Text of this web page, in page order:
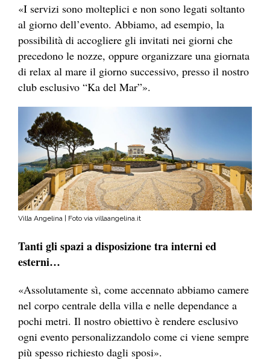
«I servizi sono molteplici e non sono legati soltanto
al giorno dell’evento. Abbiamo, ad esempio, la
possibilità di accogliere gli invitati nei giorni che
precedono le nozze, oppure organizzare una giornata
di relax al mare il giorno successivo, presso il nostro
club esclusivo “Ka del Mar”».
Villa Angelina | Foto via villaangelina.it
Tanti gli spazi a disposizione tra interni ed
esterni…
«Assolutamente sì, come accennato abbiamo camere
nel corpo centrale della villa e nelle dependance a
pochi metri. Il nostro obiettivo è rendere esclusivo
ogni evento personalizzandolo come ci viene sempre
più spesso richiesto dagli sposi».